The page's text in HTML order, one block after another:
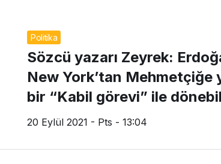
Politika
Sözcü yazarı Zeyrek:
New York’tan Mehmetçiğe
bir “Kabil görevi” ile
20 Eylül 2021 - Pts - 13:04